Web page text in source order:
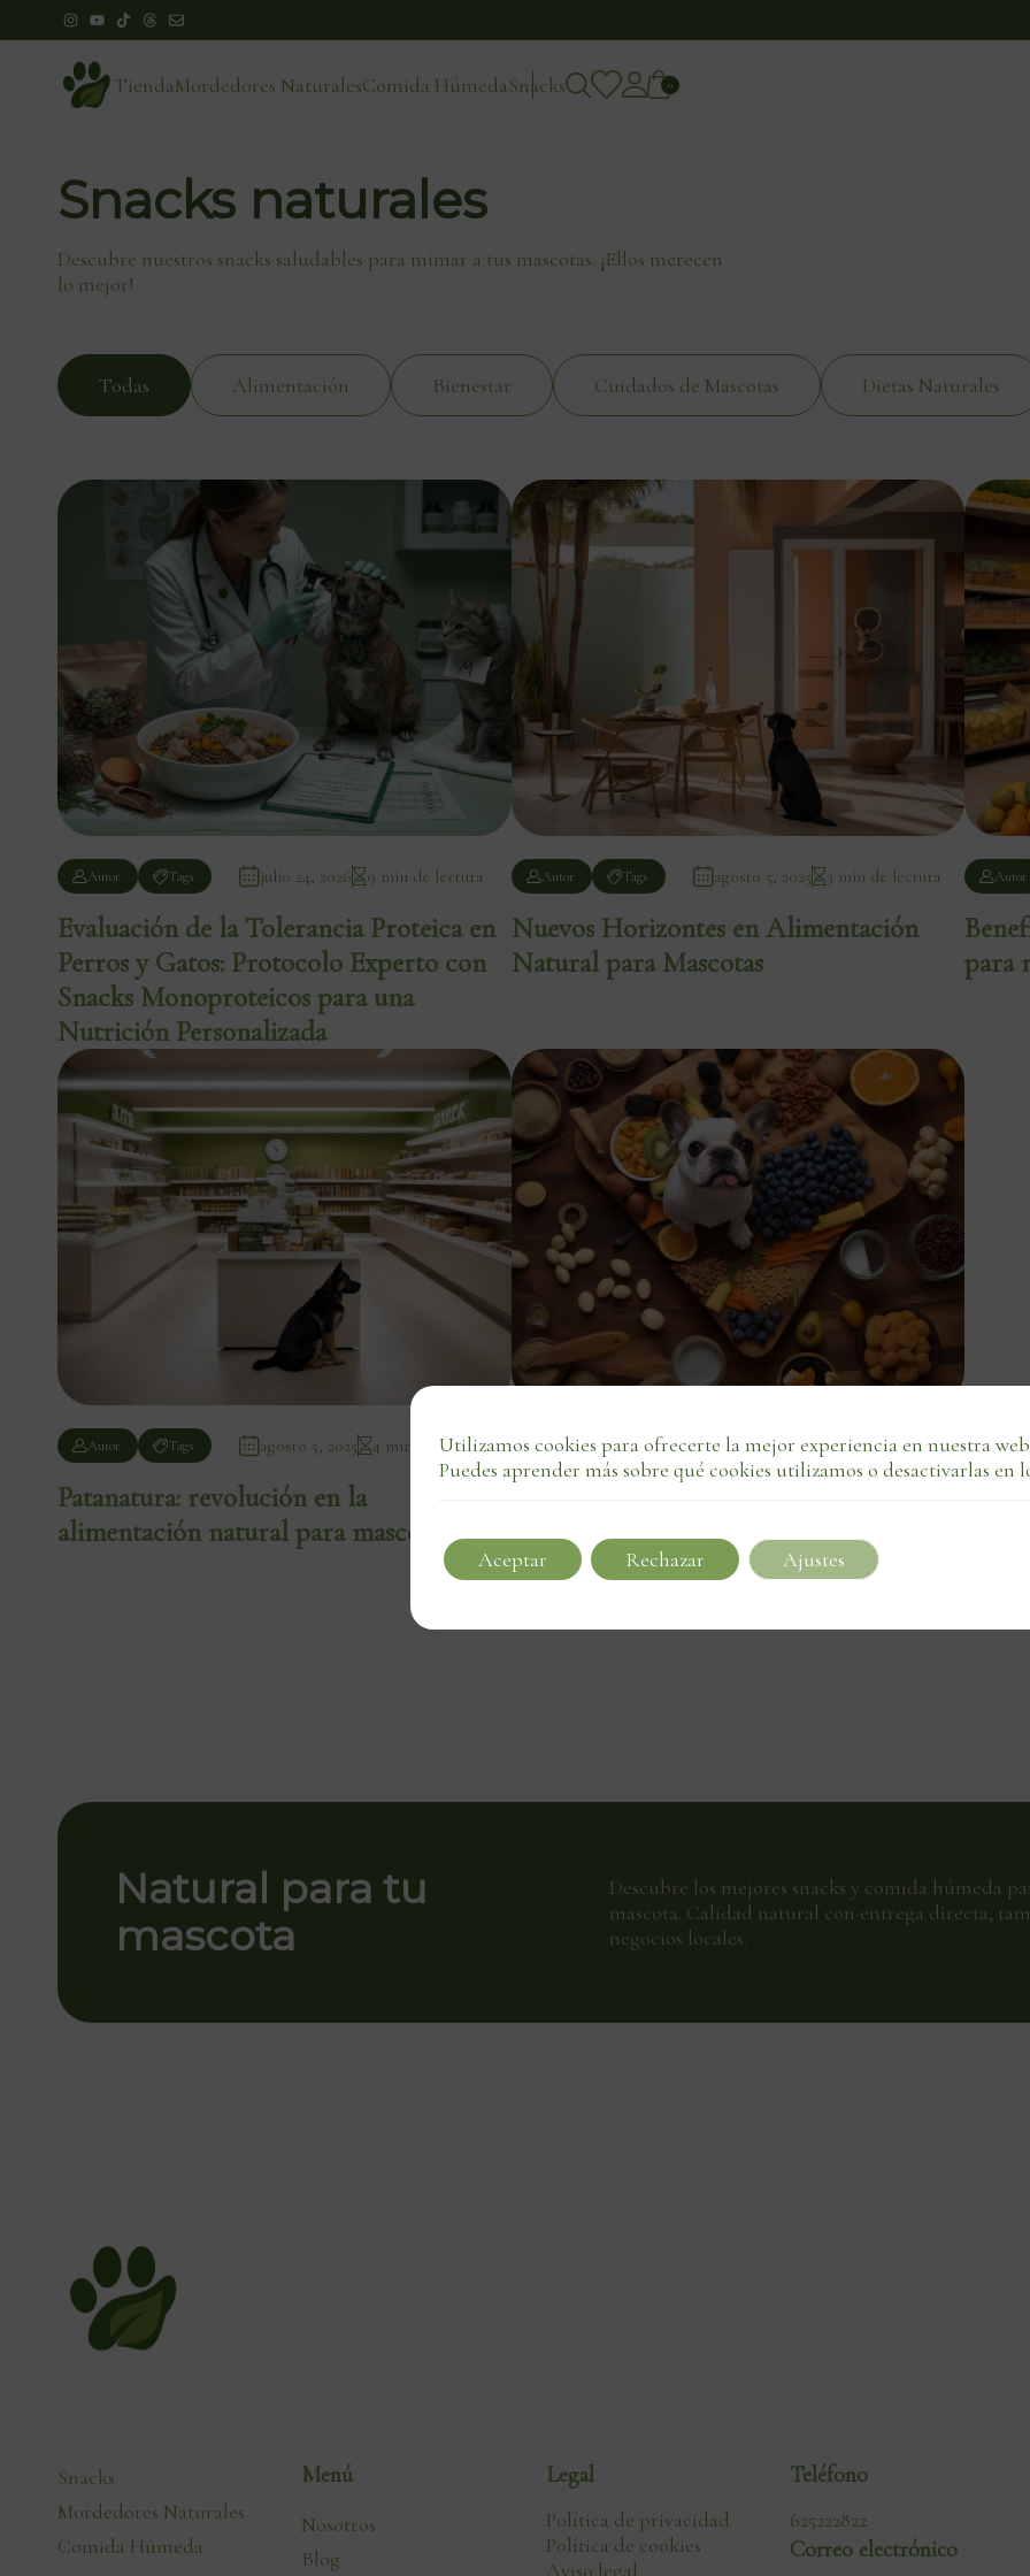
TiendaMordedores NaturalesComida HúmedaSnacks 0
Snacks naturales
Descubre nuestros snacks saludables para mimar a tus mascotas. ¡Ellos merecen
lo mejor!
Todas Alimentación Bienestar Cuidados de Mascotas Dietas Naturales
Autor Tags julio 24, 2026 9 min de lectura
Evaluación de la Tolerancia Proteica en
Perros y Gatos: Protocolo Experto con
Snacks Monoproteicos para una
Nutrición Personalizada
Autor Tags agosto 5, 2025 3 min de lectura
Nuevos Horizontes en Alimentación
Natural para Mascotas
Autor
para
Autor Tags agosto 5, 2025 4 min de lectura
Patanatura: revolución en la
alimentación natural para mascotas
Autor Tags agosto 5, 2025 2 min de lectura
para mascotas
Natural para tu
mascota
Descubre los mejores snacks y comida húmeda
mascota. Calidad natural con entrega directa,
negocios locales.
Snacks
Mordedores Naturales
Comida Húmeda
Menú
Nosotros
Blog
Legal
Política de privacidad
Política de cookies
Aviso legal
Teléfono
625222822
Correo electrónico
Utilizamos cookies para ofrecerte la mejor experiencia en nuestra
Puedes aprender más sobre qué cookies utilizamos o desactivarlas en
Aceptar Rechazar Ajustes